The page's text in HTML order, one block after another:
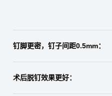
钉脚更密，钉子间距0.5mm：
术后脱钉效果更好：